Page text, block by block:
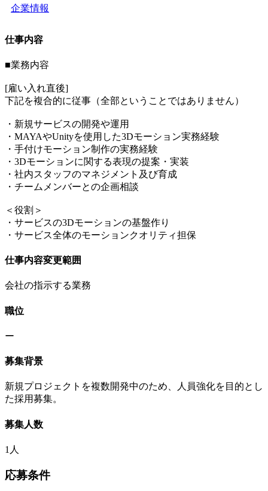
企業情報
仕事内容
■業務内容
[雇い入れ直後]
下記を複合的に従事（全部ということではありません）
・新規サービスの開発や運用
・MAYAやUnityを使用した3Dモーション実務経験
・手付けモーション制作の実務経験
・3Dモーションに関する表現の提案・実装
・社内スタッフのマネジメント及び育成
・チームメンバーとの企画相談
＜役割＞
・サービスの3Dモーションの基盤作り
・サービス全体のモーションクオリティ担保
仕事内容変更範囲
会社の指示する業務
職位
ー
募集背景
新規プロジェクトを複数開発中のため、人員強化を目的とし
た採用募集。
募集人数
1人
応募条件